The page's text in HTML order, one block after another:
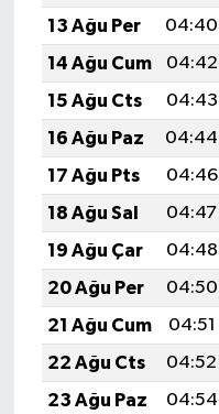
13 Ağu Per
04:40
14 Ağu Cum
04:42
15 Ağu Cts
04:43
16 Ağu Paz
04:44
17 Ağu Pts
04:46
18 Ağu Sal
04:47
19 Ağu Çar
04:48
20 Ağu Per
04:50
21 Ağu Cum
04:51
22 Ağu Cts
04:52
23 Ağu Paz
04:54